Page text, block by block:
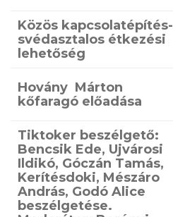
Közös kapcsolatépítés-
svédasztalos étkezési
lehetőség
Hovány Márton
kőfaragó előadása
Tiktoker beszélgető:
Bencsik Ede, Ujvárosi
Ildikó, Góczán Tamás,
Kerítésdoki, Mészáro
András, Godó Alice
beszélgetése.